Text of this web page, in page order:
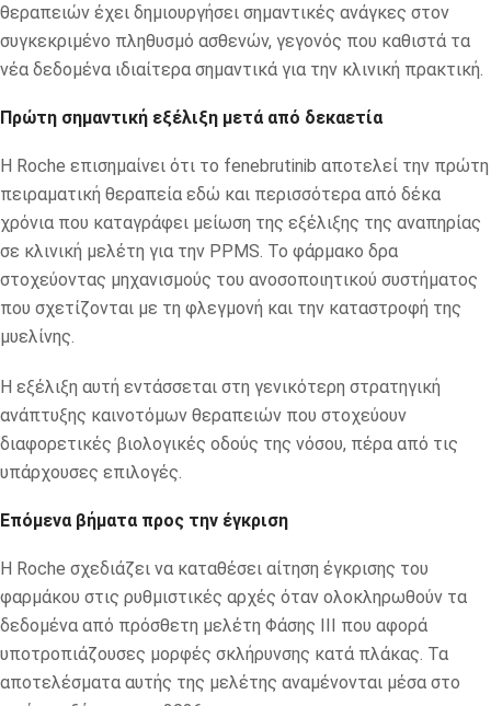
θεραπειών έχει δημιουργήσει σημαντικές ανάγκες στον
συγκεκριμένο πληθυσμό ασθενών, γεγονός που καθιστά τα
νέα δεδομένα ιδιαίτερα σημαντικά για την κλινική πρακτική.
Πρώτη σημαντική εξέλιξη μετά από δεκαετία
Η Roche επισημαίνει ότι το fenebrutinib αποτελεί την πρώτη
πειραματική θεραπεία εδώ και περισσότερα από δέκα
χρόνια που καταγράφει μείωση της εξέλιξης της αναπηρίας
σε κλινική μελέτη για την PPMS. Το φάρμακο δρα
στοχεύοντας μηχανισμούς του ανοσοποιητικού συστήματος
που σχετίζονται με τη φλεγμονή και την καταστροφή της
μυελίνης.
Η εξέλιξη αυτή εντάσσεται στη γενικότερη στρατηγική
ανάπτυξης καινοτόμων θεραπειών που στοχεύουν
διαφορετικές βιολογικές οδούς της νόσου, πέρα από τις
υπάρχουσες επιλογές.
Επόμενα βήματα προς την έγκριση
Η Roche σχεδιάζει να καταθέσει αίτηση έγκρισης του
φαρμάκου στις ρυθμιστικές αρχές όταν ολοκληρωθούν τα
δεδομένα από πρόσθετη μελέτη Φάσης III που αφορά
υποτροπιάζουσες μορφές σκλήρυνσης κατά πλάκας. Τα
αποτελέσματα αυτής της μελέτης αναμένονται μέσα στο